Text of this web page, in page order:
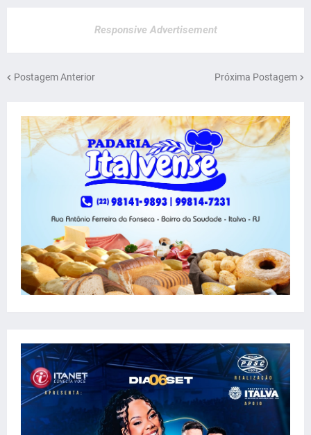
Responsive Advertisement
Postagem Anterior Próxima Postagem